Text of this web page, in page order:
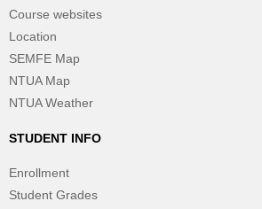
Course websites
Location
SEMFE Map
NTUA Map
NTUA Weather
STUDENT INFO
Enrollment
Student Grades